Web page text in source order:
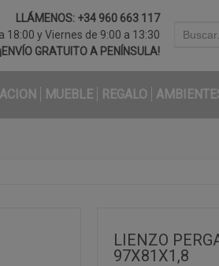
LLÁMENOS: +34 960 663 117
18:00 y Viernes de 9:00 a 13:30
¡ENVÍO GRATUITO A PENÍNSULA!
MUEBLE REGALO
LIENZO
97X81X1,8